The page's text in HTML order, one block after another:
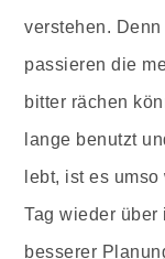
verstehen.
passieren die
bitter rächen
lange benutzt
lebt, ist es
Tag wieder
besserer